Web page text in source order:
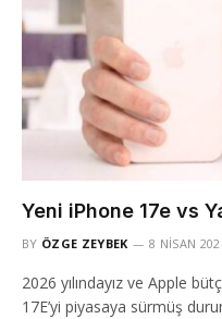
Yeni iPhone 17e vs
BY ÖZGE ZEYBEK 8 NISAN
2026 yılındayız ve Apple
17E’yi piyasaya sürmüş